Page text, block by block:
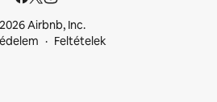
Airbnb, Inc.
Feltételek